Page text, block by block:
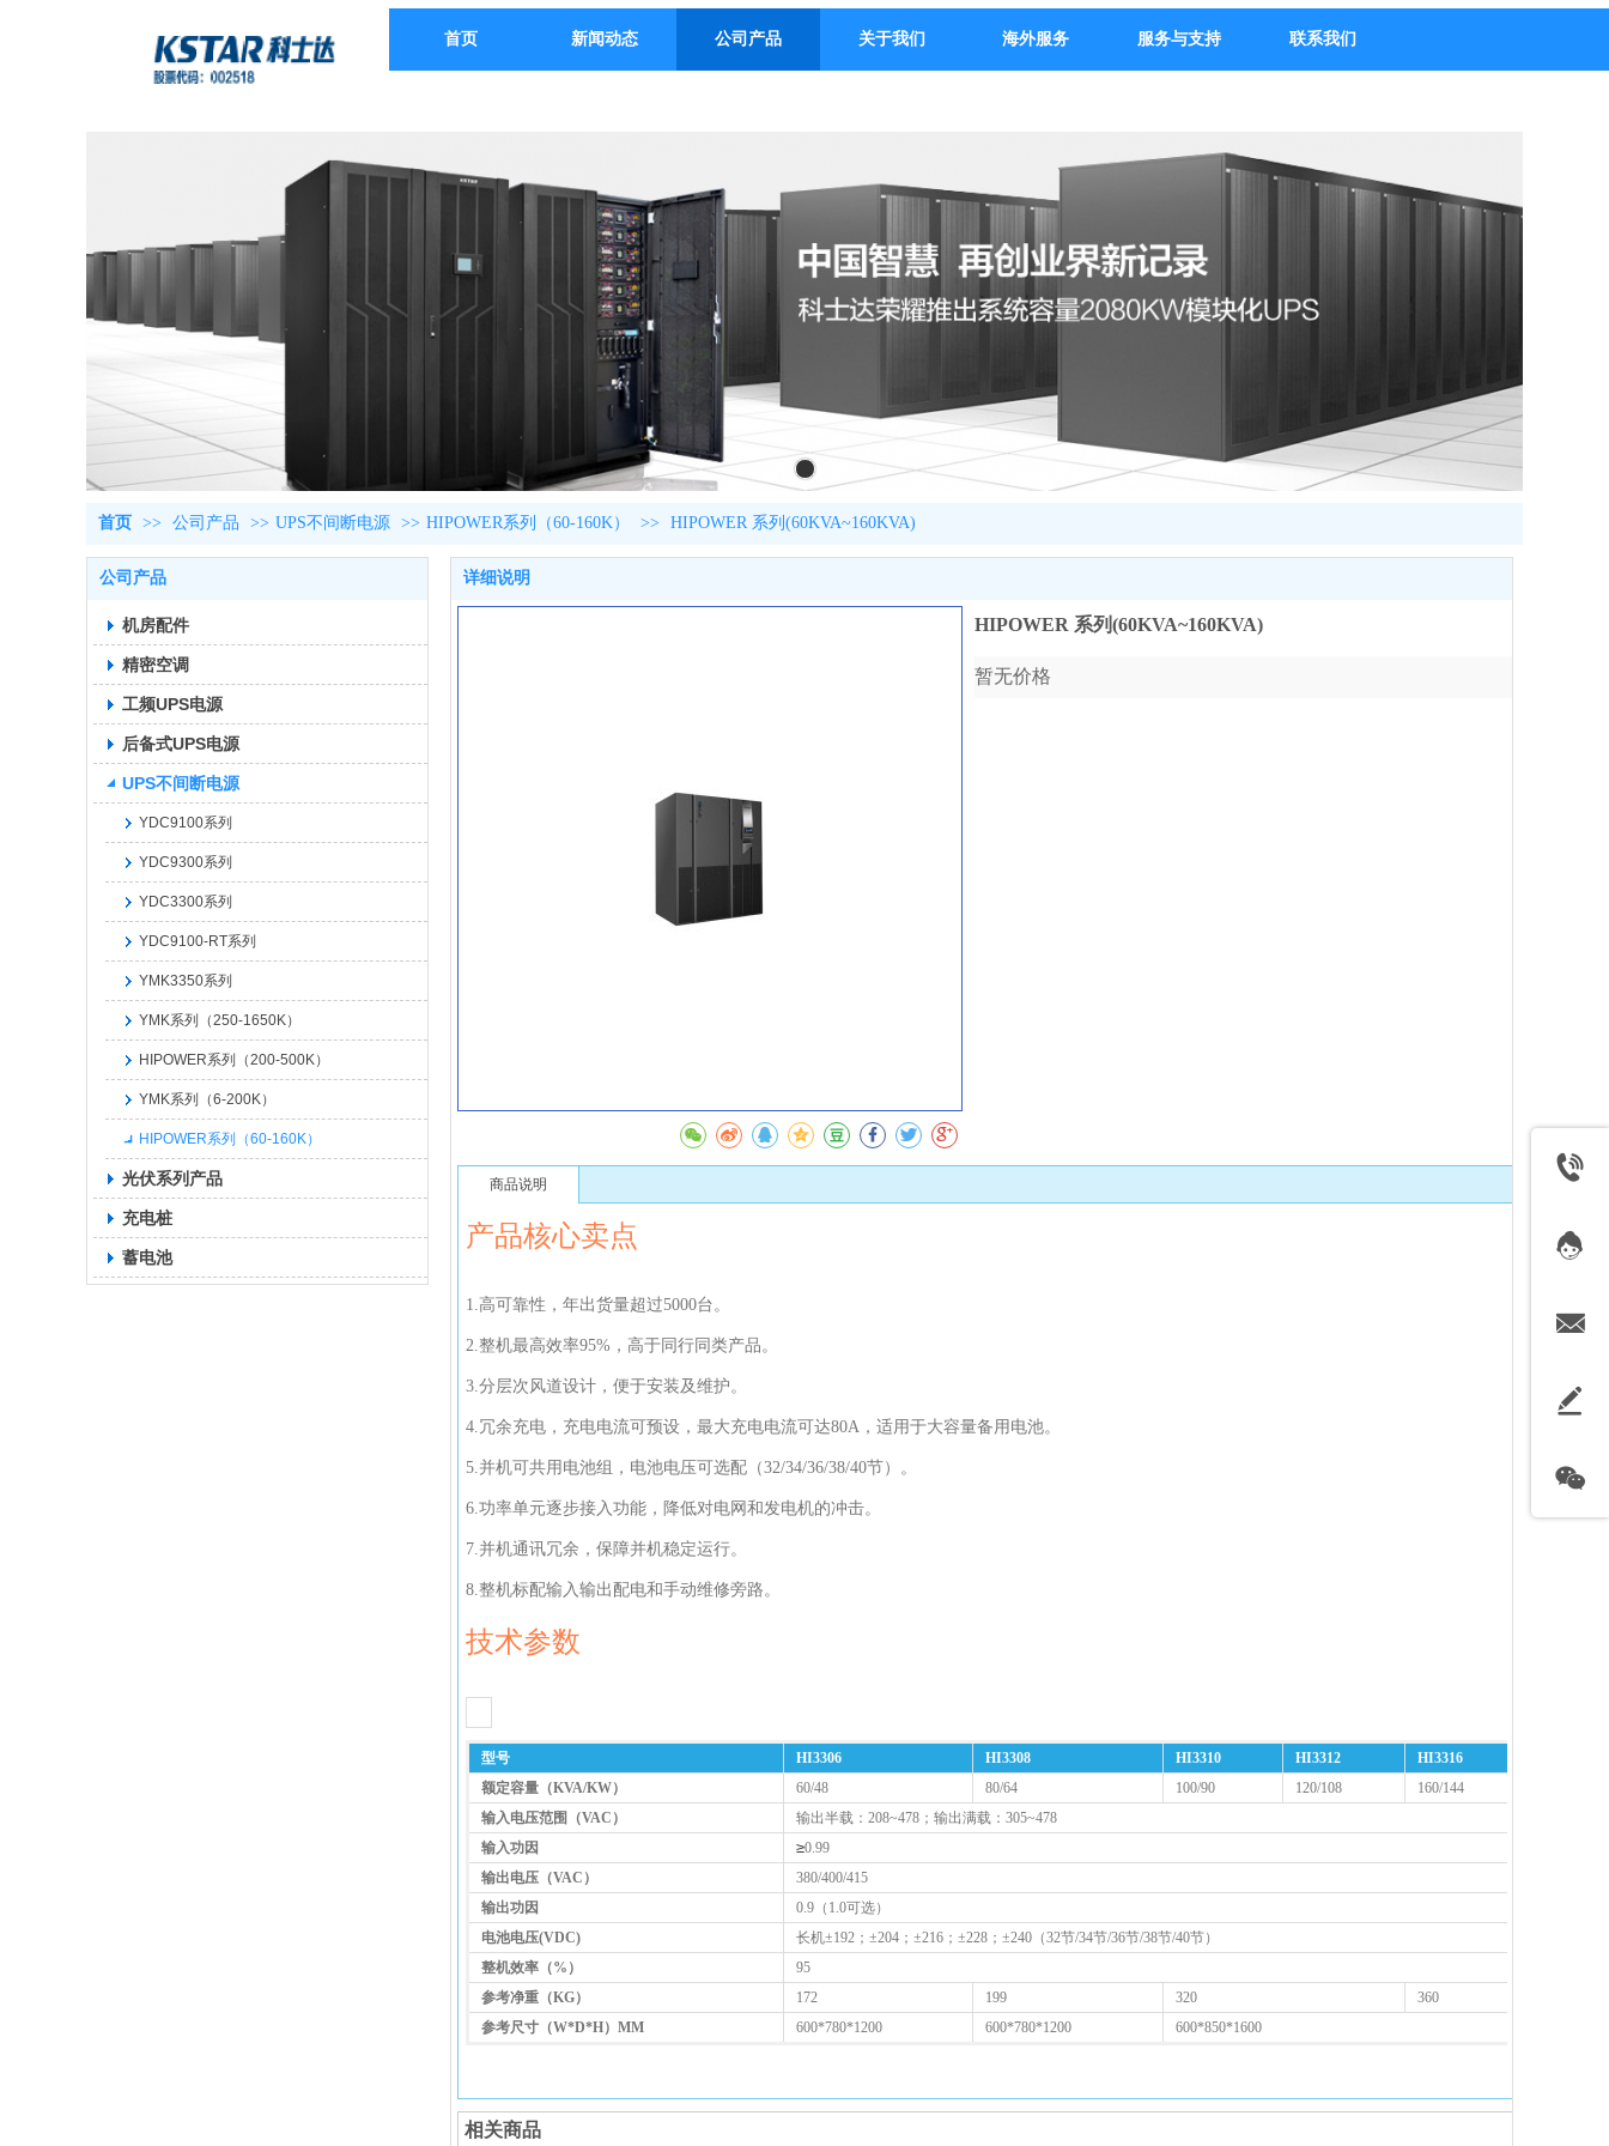
首页 新闻动态 公司产品 关于我们 海外服务 服务与支持 联系我们
首页 >> 公司产品 >> UPS不间断电源 >> HIPOWER系列（60-160K） >> HIPOWER 系列(60KVA~160KVA)
公司产品
机房配件
精密空调
工频UPS电源
后备式UPS电源
UPS不间断电源
YDC9100系列
YDC9300系列
YDC3300系列
YDC9100-RT系列
YMK3350系列
YMK系列（250-1650K）
HIPOWER系列（200-500K）
YMK系列（6-200K）
HIPOWER系列（60-160K）
光伏系列产品
充电桩
蓄电池
详细说明
HIPOWER 系列(60KVA~160KVA)
暂无价格
商品说明
产品核心卖点
1.高可靠性，年出货量超过5000台。
2.整机最高效率95%，高于同行同类产品。
3.分层次风道设计，便于安装及维护。
4.冗余充电，充电电流可预设，最大充电电流可达80A，适用于大容量备用电池。
5.并机可共用电池组，电池电压可选配（32/34/36/38/40节）。
6.功率单元逐步接入功能，降低对电网和发电机的冲击。
7.并机通讯冗余，保障并机稳定运行。
8.整机标配输入输出配电和手动维修旁路。
技术参数
型号 HI3306 HI3308 HI3310 HI3312
HI3316
额定容量（KVA/KW）
60/48 80/64 100/90 120/108
160/144
输入电压范围（VAC）
输出半载：208~478；输出满载：305~478
输入功因
≥0.99
输出电压（VAC）
380/400/415
输出功因
0.9（1.0可选）
电池电压(VDC)
长机±192；±204；±216；±228；±240（32节/34节/36节/38节/40节）
整机效率（%）
95
参考净重（KG）
172 199 320
360
参考尺寸（W*D*H）MM
600*780*1200 600*780*1200 600*850*1600
相关商品